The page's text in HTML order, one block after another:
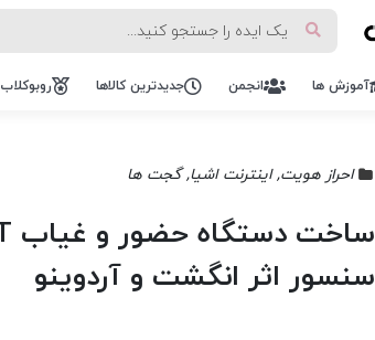
آموزش ها انجمن جدیدترین کالاها روبوکلاب
احراز هویت,اینترنت اشیا,گجت ها
سنسور اثر انگشت و آردوینو